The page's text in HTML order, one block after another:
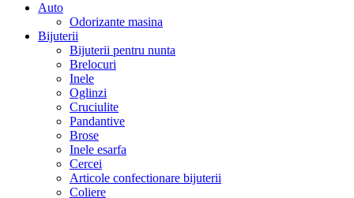
Auto
Odorizante masina
Bijuterii
Bijuterii pentru nunta
Brelocuri
Inele
Oglinzi
Cruciulite
Pandantive
Brose
Inele esarfa
Cercei
Articole confectionare bijuterii
Coliere